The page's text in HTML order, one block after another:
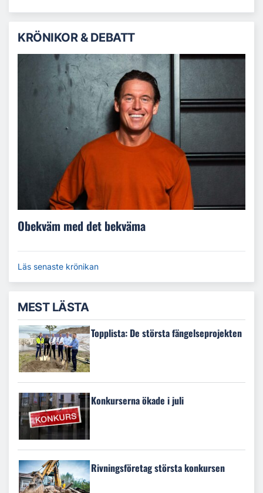
KRÖNIKOR & DEBATT
Obekväm med det bekväma
Läs senaste krönikan
MEST LÄSTA
Topplista: De största fängelseprojekten
Konkurserna ökade i juli
Rivningsföretag största konkursen